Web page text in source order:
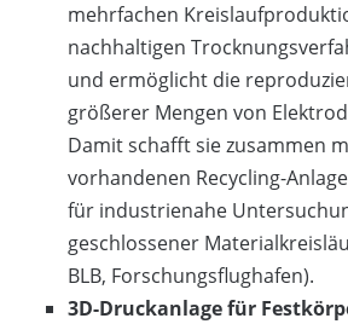
mehrfachen
nachhaltigen
und ermöglicht die
größerer Mengen von
Damit schafft sie zusammen
vorhandenen Recycling-
für industrienahe
geschlossener
BLB, Forschungsflughafen).
3D-Druckanlage für